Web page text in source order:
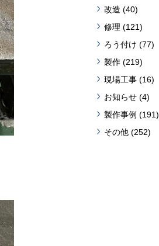
改造 (40)
修理 (121)
ろう付け (77)
製作 (219)
現場工事 (16)
お知らせ (4)
製作事例 (191)
その他 (252)